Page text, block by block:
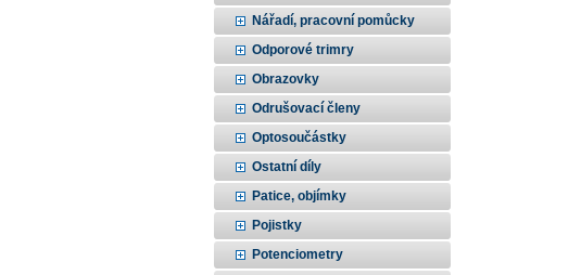
Nářadí, pracovní pomůcky
Odporové trimry
Obrazovky
Odrušovací členy
Optosoučástky
Ostatní díly
Patice, objímky
Pojistky
Potenciometry